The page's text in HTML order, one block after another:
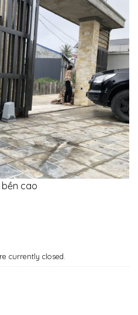
cao
currently closed.